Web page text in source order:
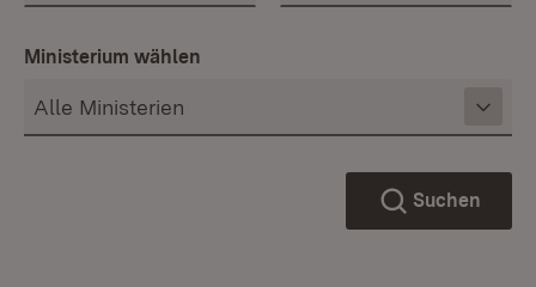
Ministerium wählen
Suchen